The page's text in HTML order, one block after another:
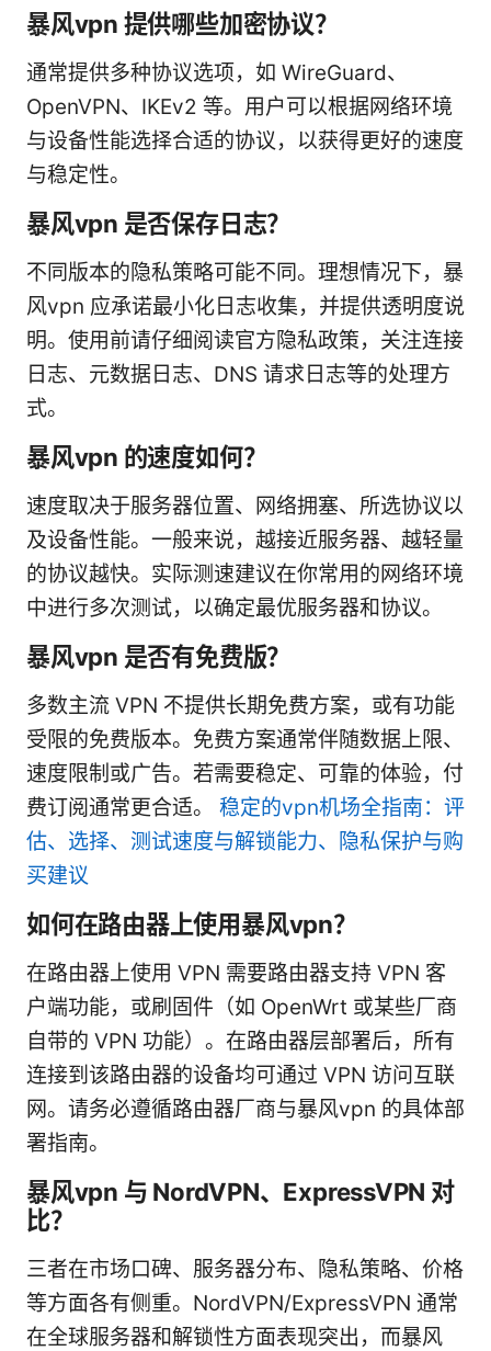
暴风vpn 提供哪些加密协议？
通常提供多种协议选项，如 WireGuard、
OpenVPN、IKEv2 等。用户可以根据网络环境
与设备性能选择合适的协议，以获得更好的速度
与稳定性。
暴风vpn 是否保存日志？
不同版本的隐私策略可能不同。理想情况下，暴
风vpn 应承诺最小化日志收集，并提供透明度说
明。使用前请仔细阅读官方隐私政策，关注连接
日志、元数据日志、DNS 请求日志等的处理方
式。
暴风vpn 的速度如何？
速度取决于服务器位置、网络拥塞、所选协议以
及设备性能。一般来说，越接近服务器、越轻量
的协议越快。实际测速建议在你常用的网络环境
中进行多次测试，以确定最优服务器和协议。
暴风vpn 是否有免费版？
多数主流 VPN 不提供长期免费方案，或有功能
受限的免费版本。免费方案通常伴随数据上限、
速度限制或广告。若需要稳定、可靠的体验，付
费订阅通常更合适。 稳定的vpn机场全指南：评
估、选择、测试速度与解锁能力、隐私保护与购
买建议
如何在路由器上使用暴风vpn？
在路由器上使用 VPN 需要路由器支持 VPN 客
户端功能，或刷固件（如 OpenWrt 或某些厂商
自带的 VPN 功能）。在路由器层部署后，所有
连接到该路由器的设备均可通过 VPN 访问互联
网。请务必遵循路由器厂商与暴风vpn 的具体部
署指南。
暴风vpn 与 NordVPN、ExpressVPN 对
比？
三者在市场口碑、服务器分布、隐私策略、价格
等方面各有侧重。NordVPN/ExpressVPN 通常
在全球服务器和解锁性方面表现突出，而暴风